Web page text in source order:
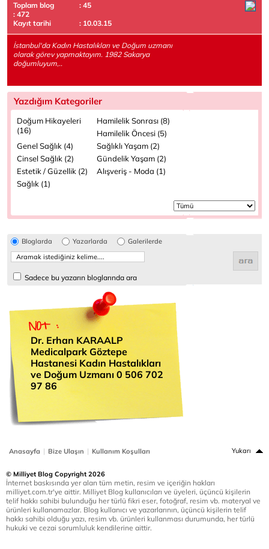
Toplam blog
: 45
: 472
Kayıt tarihi
: 10.03.15
İstanbul'da Kadın Hastalıkları ve Doğum uzmanı
olarak görev yapmaktayım. 1982 Sakarya
doğumluyum,..
Yazdığım Kategoriler
Doğum Hikayeleri
(16)
Hamilelik Sonrası (8)
Hamilelik Öncesi (5)
Genel Sağlık (4)
Sağlıklı Yaşam (2)
Cinsel Sağlık (2)
Gündelik Yaşam (2)
Estetik / Güzellik (2)
Alışveriş - Moda (1)
Sağlık (1)
Bloglarda Yazarlarda Galerilerde
Sadece bu yazarın bloglarında ara
Dr. Erhan KARAALP
Medicalpark Göztepe
Hastanesi Kadın Hastalıkları
ve Doğum Uzmanı 0 506 702
97 86
Anasayfa | Bize Ulaşın | Kullanım Koşulları Yukarı
© Milliyet Blog Copyright 2026
İnternet baskısında yer alan tüm metin, resim ve içeriğin hakları
milliyet.com.tr'ye aittir. Milliyet Blog kullanıcıları ve üyeleri, üçüncü kişilerin
telif hakkı sahibi bulunduğu her türlü fikri eser, fotoğraf, resim vb. materyal ve
ürünleri kullanamazlar. Blog kullanıcı ve yazarlarının, üçüncü kişilerin telif
hakkı sahibi olduğu yazı, resim vb. ürünleri kullanması durumunda, her türlü
hukuki ve cezai sorumluluk kendilerine aittir.